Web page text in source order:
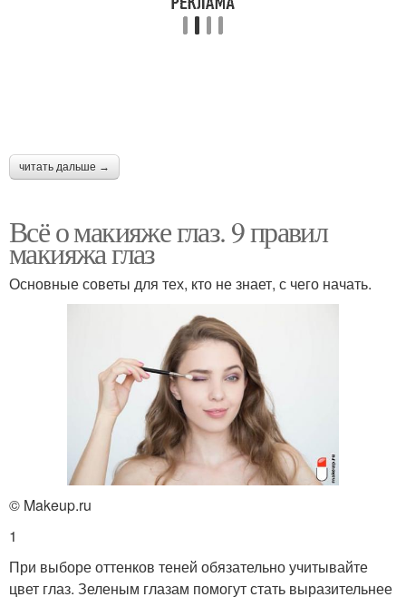
читать дальше →
Всё о макияже глаз. 9 правил
макияжа глаз
Основные советы для тех, кто не знает, с чего начать.
© Makeup.ru
1
При выборе оттенков теней обязательно учитывайте
цвет глаз. Зеленым глазам помогут стать выразительнее